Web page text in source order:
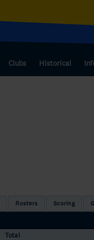
Clubs Historical
Rosters Scoring
Total